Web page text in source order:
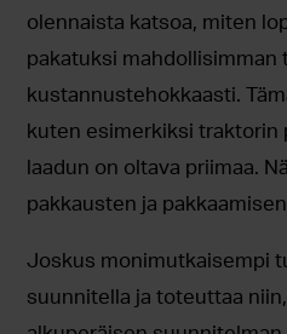
olennaista katsoa, miten
pakatuksi mahdollisimman
kustannustehokkaasti.
kuten esimerkiksi traktorin
laadun on oltava priimaa.
pakkausten ja
Joskus monimutkaisempi
suunnitella ja toteuttaa